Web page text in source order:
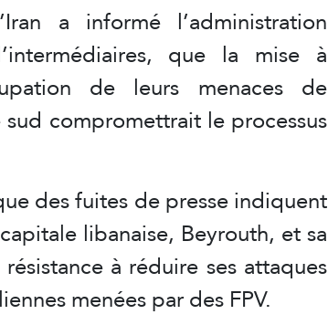
a informé l’administration
que la mise à
de leurs menaces de
compromettrait le processus
des fuites de presse indiquent
libanaise, Beyrouth, et sa
à réduire ses attaques
menées par des FPV.